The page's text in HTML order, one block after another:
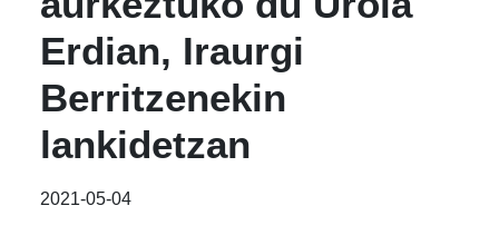
Erdian, Iraurgi
Berritzenekin
lankidetzan
2021-05-04